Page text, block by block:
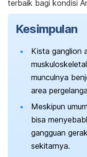
terbaik bagi kondisi
Kesimpulan
Kista ganglion
munculnya
area
Meskipun
bisa
gangguan
sekitarnya.